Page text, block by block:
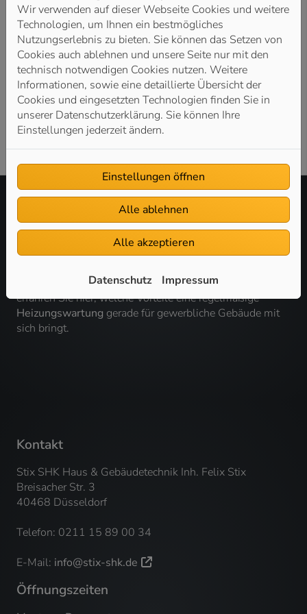
Lösung der energieeffizienten Wärmebereitstellung in
Lagerhallen, Großraumbüros und Produktionsstätten.
Wir informieren Sie über effiziente Deckenheizsysteme
alsHallenheizung.Darüber hinaus finden Sie hier
Antworten auf die Frage, inwiefern ein
Heizungspumpentausch im Gewerbezu einer
deutlichen Senkung Ihrer Stromkosten führen kann.
KWK-Anlagen, BHKW, Kaskadierung:
Ihnen wichtige Komponenten und Systeme, die Sie bei
Heizungsanlage unbedingt kennen sollten. Außerdem
erfahren Sie hier, welche Vorteile eine regelmäßige
Heizungswartung gerade für gewerbliche Gebäude mit
sich bringt.
Kontakt
Stix SHK Haus & Gebäudetechnik Inh. Felix Stix
Breisacher Str. 3
40468 Düsseldorf
Telefon: 0211 15 89 00 34
E-Mail: info@stix-shk.de
Öffnungszeiten
Wir verwenden auf dieser Webseite Cookies und weitere
Technologien, um Ihnen ein bestmögliches
Nutzungserlebnis zu bieten. Sie können das Setzen von
Cookies auch ablehnen und unsere Seite nur mit den
technisch notwendigen Cookies nutzen. Weitere
Informationen, sowie eine detaillierte Übersicht der
Cookies und eingesetzten Technologien finden Sie in
unserer Datenschutzerklärung. Sie können Ihre
Einstellungen jederzeit ändern.
Einstellungen öffnen
Alle ablehnen
Alle akzeptieren
Datenschutz Impressum